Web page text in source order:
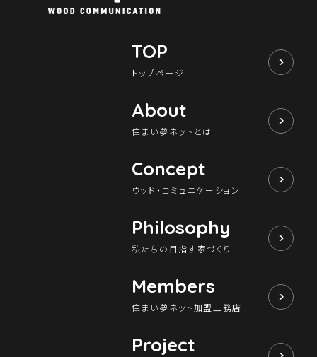
TOP
トップページ
About
住まい夢ネットとは
Concept
ウッド・コミュニケーション
Philosophy
私たちの目指す家づくり
Members
住まい夢ネット加盟工務店
Project